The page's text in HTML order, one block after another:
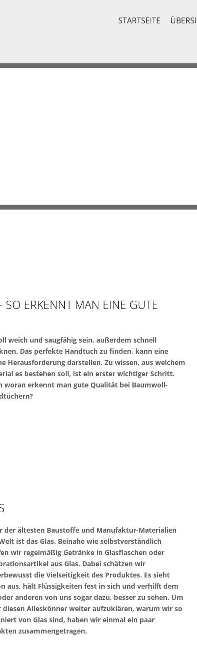
STARTSEITE
ERKENNT MAN EINE GUTE
weich und saugfähig sein, außerdem schnell
Das perfekte Handtuch zu finden, kann eine
Herausforderung darstellen. Zu wissen, aus welchem
es bestehen soll, ist ein erster wichtiger Schritt.
woran erkennt man gute Qualität bei Baumwoll-
der ältesten Baustoffe und Manufaktur-Materialien
ist das Glas. Beinahe wie selbstverständlich
wir regelmäßig Getränke in Glasflaschen oder
aus Glas. Dabei schätzen wir
die Vielseitigkeit des Produktes. Es sieht
aus, hält Flüssigkeiten fest in sich und verhilft dem
anderen von uns sogar dazu, besser zu sehen. Um
diesen Alleskönner weiter aufzuklären, warum wir so
von Glas sind, haben wir einmal ein paar
zusammengetragen.